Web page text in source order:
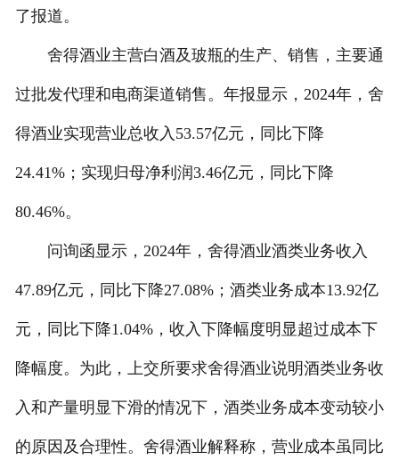
了报道。
舍得酒业主营白酒及玻瓶的生产、销售，主要通
过批发代理和电商渠道销售。年报显示，2024年，舍
得酒业实现营业总收入53.57亿元，同比下降
24.41%；实现归母净利润3.46亿元，同比下降
80.46%。
问询函显示，2024年，舍得酒业酒类业务收入
47.89亿元，同比下降27.08%；酒类业务成本13.92亿
元，同比下降1.04%，收入下降幅度明显超过成本下
降幅度。为此，上交所要求舍得酒业说明酒类业务收
入和产量明显下滑的情况下，酒类业务成本变动较小
的原因及合理性。舍得酒业解释称，营业成本虽同比